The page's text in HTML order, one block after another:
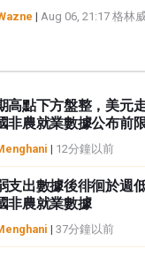
| Aug 06, 21:17 格林
高點下方盤整，美元
非農就業數據公布前
| 12分鐘以前
支出數據後徘徊於週
非農就業數據
| 37分鐘以前